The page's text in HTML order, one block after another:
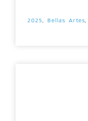
2025 ,Bellas Artes